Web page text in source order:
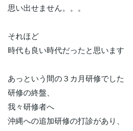
思い出せません。。。
それほど
時代も良い時代だったと思います
あっという間の３カ月研修でした
研修の終盤、
我々研修者へ
沖縄への追加研修の打診があり、